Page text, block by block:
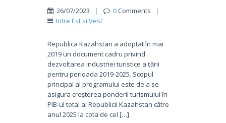
26/07/2023 | 0Comments
|
Intre Est si Vest
Republica Kazahstan a adoptat în mai
2019 un document cadru privind
dezvoltarea industriei turistice a țării
pentru perioada 2019-2025. Scopul
principal al programului este de a se
asigura creșterea ponderii turismului în
PIB-ul total al Republicii Kazahstan către
anul 2025 la cota de cel […]